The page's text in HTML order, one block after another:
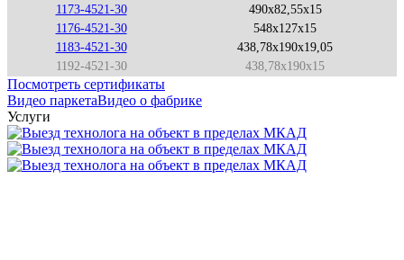
1173-4521-30
490x82,55x15
1176-4521-30
548x127x15
1183-4521-30
438,78x190x19,05
1192-4521-30
438,78x190x15
Посмотреть сертификаты
Видео паркетаВидео о фабрике
Услуги